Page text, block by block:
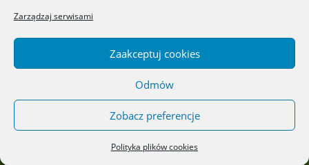
Zarządzaj serwisami
Zaakceptuj cookies
Odmów
Zobacz preferencje
Polityka plików cookies
grudzień 2017
listopad 2017
październik 2017
sierpień 2017
lipiec 2017